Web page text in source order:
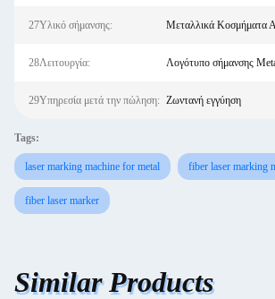
27Υλικό σήμανσης: Μεταλλικά Κοσμήματα
28Λειτουργία: Λογότυπο σήμανσης
29Υπηρεσία μετά την πώληση: Ζωντανή εγγύηση
Tags:
laser marking machine for metal fiber laser marking
fiber laser marker
Similar Products